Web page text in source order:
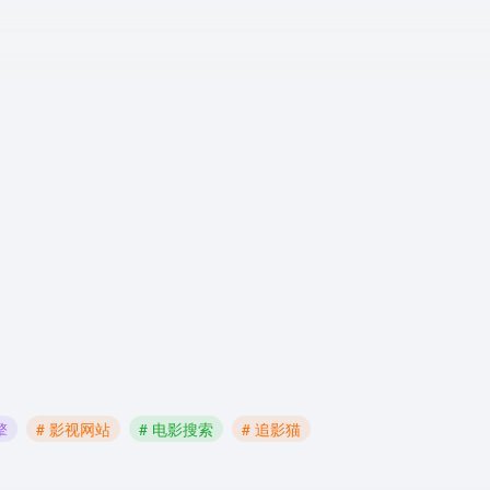
# 影视网站 # 电影搜索 # 追影猫